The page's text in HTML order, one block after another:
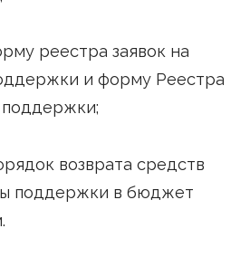
реестра заявок на
и форму Реестра
возврата средств
поддержки в бюджет